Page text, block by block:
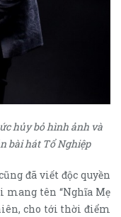
hủy bỏ hình ảnh và
bài hát Tổ Nghiệp
đã viết độc quyền
mang tên “Nghĩa Mẹ
cho tới thời điểm